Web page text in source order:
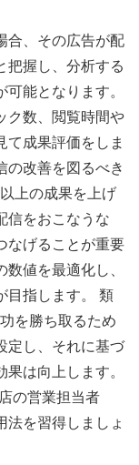
合、その広告が配
把握し、分析する
能となります。
ク数、閲覧時間や
て成果評価をしま
の改善を図るべき
上の成果を上げ
信をおこなうな
なげることが重要
値を最適化し、
目指します。 類
を勝ち取るため
定し、それに基づ
は向上します。
の営業担当者
法を習得しましょ